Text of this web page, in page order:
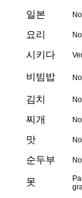
일본
요리
시키다
비빔밥
김치
찌개
맛
순두부
못